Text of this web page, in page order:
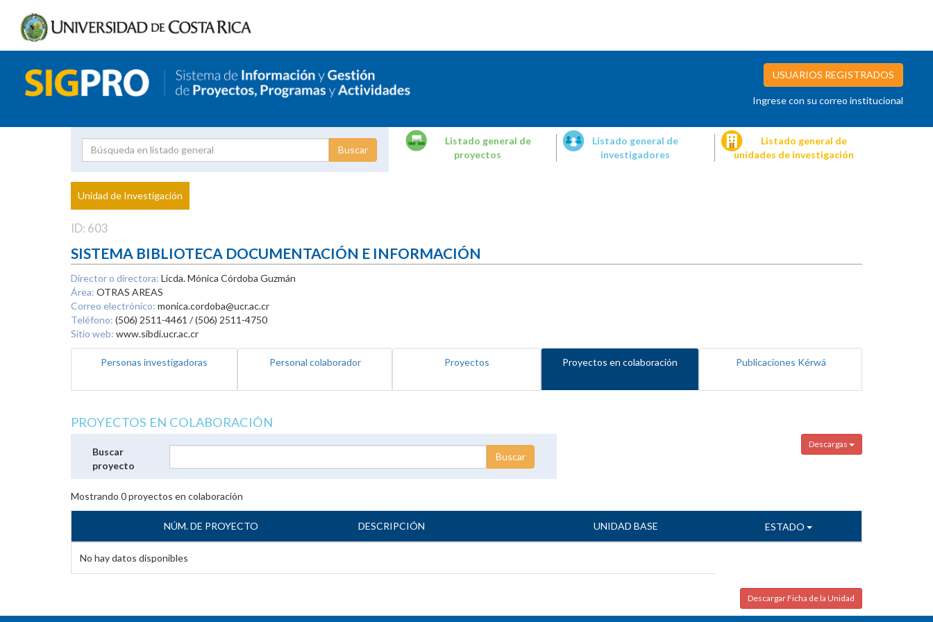
USUARIOS REGISTRADOS
Ingrese con su correo institucional
Proyecto
Investigador
Listado general de
proyectos
Listado general de
investigadores
Listado general de
unidades de investigación
Unidad de Investigación
ID: 603
SISTEMA BIBLIOTECA DOCUMENTACIÓN E INFORMACIÓN
Director o directora: Licda. Mónica Córdoba Guzmán
Área: OTRAS AREAS
Correo electrónico: monica.cordoba@ucr.ac.cr
Teléfono: (506) 2511-4461 / (506) 2511-4750
Sitio web: www.sibdi.ucr.ac.cr
Personas investigadoras Personal colaborador Proyectos Proyectos en colaboración Publicaciones Kérwá
PROYECTOS EN COLABORACIÓN
Descargas
Buscar
proyecto
Mostrando 0proyectos en colaboración
NÚM. DE PROYECTO DESCRIPCIÓN UNIDAD BASE ESTADO
No hay datos disponibles
Descargar Ficha de la Unidad